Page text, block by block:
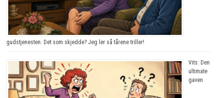
gudstjenesten. Det som skjedde? Jeg ler så tårene triller!
Vits: Den
ultimate
gaven